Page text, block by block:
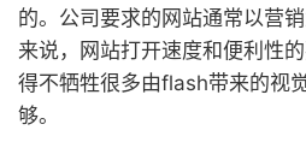
的。公司要求的网站通常以营
来说，网站打开速度和便利性
得不牺牲很多由flash带来的视
够。